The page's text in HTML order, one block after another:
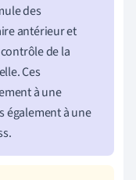
des
antérieur et
de la
Ces
à une
également à une